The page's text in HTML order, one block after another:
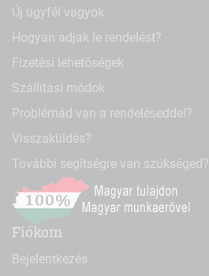
Új ügyfél vagyok
Hogyan adjak le rendelést?
Fizetési lehetőségek
Szállítási módok
Problémád van a rendeléseddel?
Visszaküldés?
További segítségre van szükséged?
Fiókom
Bejelentkezés